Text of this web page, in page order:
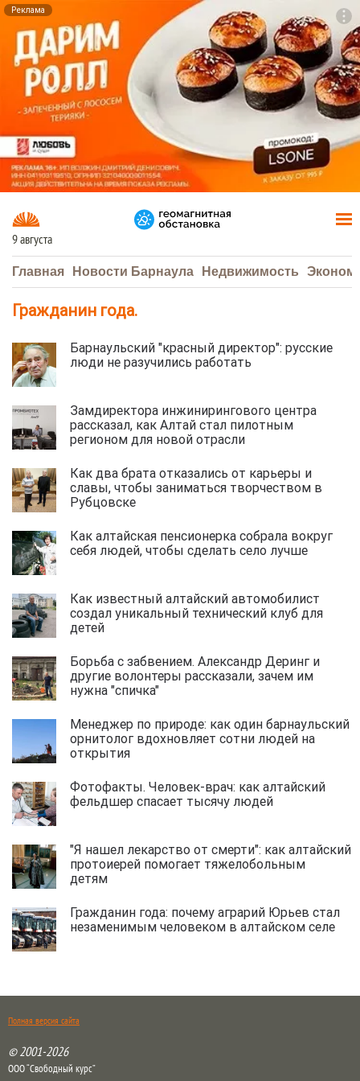
Реклама
9 августа
Главная Новости Барнаула Недвижимость
Гражданин года.
Барнаульский "красный директор": русские
люди не разучились работать
Замдиректора инжинирингового центра
рассказал, как Алтай стал пилотным
регионом для новой отрасли
Как два брата отказались от карьеры и
славы, чтобы заниматься творчеством в
Рубцовске
Как алтайская пенсионерка собрала вокруг
себя людей, чтобы сделать село лучше
Как известный алтайский автомобилист
создал уникальный технический клуб для
детей
Борьба с забвением. Александр Деринг и
другие волонтеры рассказали, зачем им
нужна "спичка"
Менеджер по природе: как один барнаульский
орнитолог вдохновляет сотни людей на
открытия
Фотофакты. Человек-врач: как алтайский
фельдшер спасает тысячу людей
"Я нашел лекарство от смерти": как алтайский
протоиерей помогает тяжелобольным
детям
Гражданин года: почему аграрий Юрьев стал
незаменимым человеком в алтайском селе
Полная версия сайта
© 2001-2026
ООО “Свободный курс”